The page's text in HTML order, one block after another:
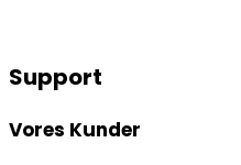
Support
Vores Kunder